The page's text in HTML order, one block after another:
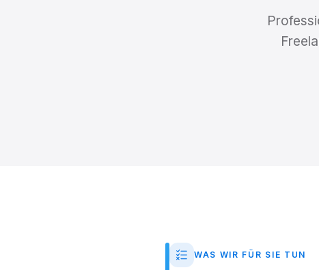
WAS WIR FÜR SIE TUN